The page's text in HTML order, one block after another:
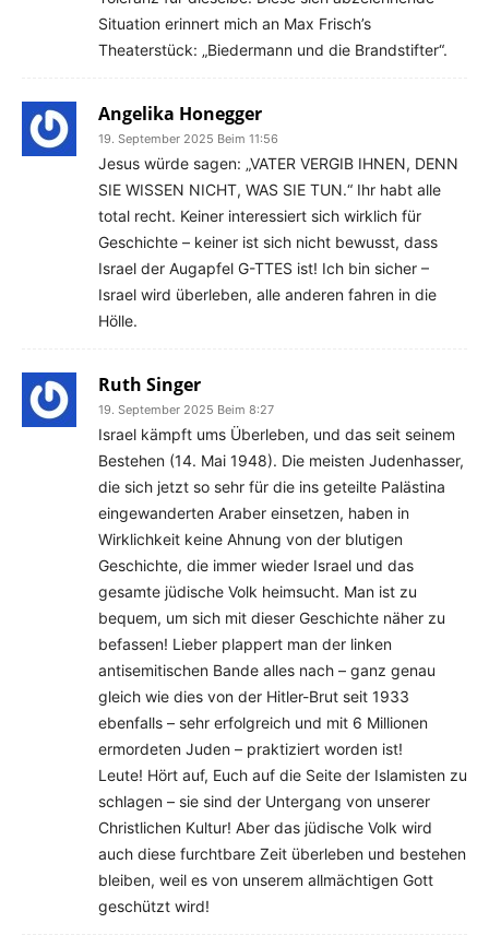
Situation erinnert mich an Max Frisch’s
Theaterstück: „Biedermann und die Brandstifter“.
Angelika Honegger
19. September 2025 Beim 11:56
Jesus würde sagen: „VATER VERGIB IHNEN, DENN
SIE WISSEN NICHT, WAS SIE TUN.“ Ihr habt alle
total recht. Keiner interessiert sich wirklich für
Geschichte – keiner ist sich nicht bewusst, dass
Israel der Augapfel G-TTES ist! Ich bin sicher –
Israel wird überleben, alle anderen fahren in die
Hölle.
Ruth Singer
19. September 2025 Beim 8:27
Israel kämpft ums Überleben, und das seit seinem
Bestehen (14. Mai 1948). Die meisten Judenhasser,
die sich jetzt so sehr für die ins geteilte Palästina
eingewanderten Araber einsetzen, haben in
Wirklichkeit keine Ahnung von der blutigen
Geschichte, die immer wieder Israel und das
gesamte jüdische Volk heimsucht. Man ist zu
bequem, um sich mit dieser Geschichte näher zu
befassen! Lieber plappert man der linken
antisemitischen Bande alles nach – ganz genau
gleich wie dies von der Hitler-Brut seit 1933
ebenfalls – sehr erfolgreich und mit 6 Millionen
ermordeten Juden – praktiziert worden ist!
Leute! Hört auf, Euch auf die Seite der Islamisten zu
schlagen – sie sind der Untergang von unserer
Christlichen Kultur! Aber das jüdische Volk wird
auch diese furchtbare Zeit überleben und bestehen
bleiben, weil es von unserem allmächtigen Gott
geschützt wird!